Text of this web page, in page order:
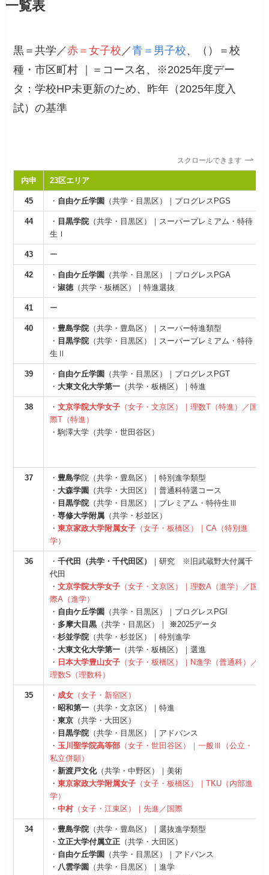
一覧表
黒＝共学／赤＝女子校 ／青＝男子校、（）＝校
種・市区町村 ｜＝コース名、※2025年度デー
タ：学校HP未更新のため、昨年（2025年度入
試）の基準
スクロールできます
内申 23区エリア
45 ・ 自由ケ丘学園 （共学・目黒区）｜プログレスPGS
44 ・ 目黒学院 （共学・目黒区）｜スーパープレミアム・特待
生Ⅰ
43 ー
42 ・ 自由ケ丘学園
（共学・目黒区）｜プログレスPGA
・淑徳（共学・板橋区）｜特進選抜
41 ー
40 ・豊島学院 （共学・豊島区）｜スーパー特進類型
・ 目黒学院 （共学・目黒区）｜スーパープレミアム・特待
生Ⅱ
39 ・ 自由ケ丘学園
（共学・目黒区）｜プログレスPGT
・大東文化大学第一 （共学・板橋区）｜特進
38 ・文京学院大学女子 （女子・文京区）｜理数T（特進）／国
際T（特進）
・駒澤大学（共学・世田谷区）
37 ・豊島学院（共学・豊島区）｜特別進学類型
・大森学園
（共学・大田区）｜普通科特選コース
・ 目黒学院 （共学・目黒区）｜プレミアム・特待生Ⅲ
・専修大学附属 （共学・杉並区）
・東京家政大学附属女子 （女子・板橋区）｜CA（特別進
学）
36 ・千代田（共学・千代田区）
｜研究 ※旧武蔵野大付属千
代田
・文京学院大学女子 （女子・文京区）｜理数A（進学）／国
際A（進学）
・ 自由ケ丘学園
（共学・目黒区）｜プログレスPGI
・ 多摩大目黒 （共学・目黒区）｜ ※2025データ
・杉並学院 （共学・杉並区）｜特別進学
・大東文化大学第一 （共学・板橋区）｜選進
・ 日本大学豊山女子 （女子・板橋区）｜N進学（普通科）／
理数S（理数科）
35 ・成女 （女子・新宿区）
・ 昭和第一 （共学・文京区）｜特進
・東京 （共学・大田区）
・ 目黒学院 （共学・目黒区）｜アドバンス
・玉川聖学院高等部 （女子・世田谷区）｜一般Ⅲ（公立・
私立併願）
・新渡戸文化（共学・中野区）｜美術
・東京家政大学附属女子 （女子・板橋区）｜TKU（内部進
学）
・中村（女子・江東区）｜先進／国際
34 ・豊島学院 （共学・豊島区）｜選抜進学類型
・立正大学付属立正 （共学・大田区）
・ 自由ケ丘学園
（共学・目黒区）｜アドバンス
・ 八雲学園
（共学・目黒区）｜進学